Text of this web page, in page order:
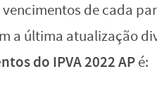
de cada
a última atualização
do IPVA 2022 APé: